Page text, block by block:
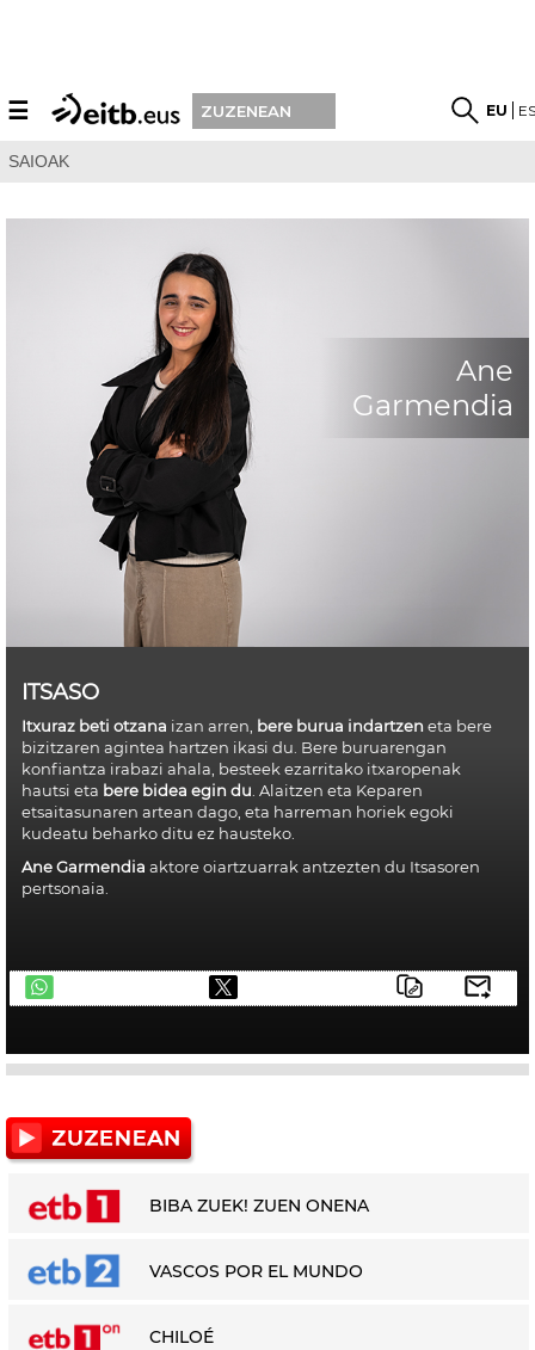
☰ ZUZENEAN EU
SAIOAK
Ane
Garmendia
ITSASO
Itxuraz beti otzana izan arren, bere burua indartzen eta bere
bizitzaren agintea hartzen ikasi du. Bere buruarengan
konfiantza irabazi ahala, besteek ezarritako itxaropenak
hautsi eta bere bidea egin du . Alaitzen eta Keparen
etsaitasunaren artean dago, eta harreman horiek egoki
kudeatu beharko ditu ez hausteko.
Ane Garmendia aktore oiartzuarrak antzezten du Itsasoren
pertsonaia.
BIBA ZUEK! ZUEN ONENA
VASCOS POR EL MUNDO
CHILOÉ